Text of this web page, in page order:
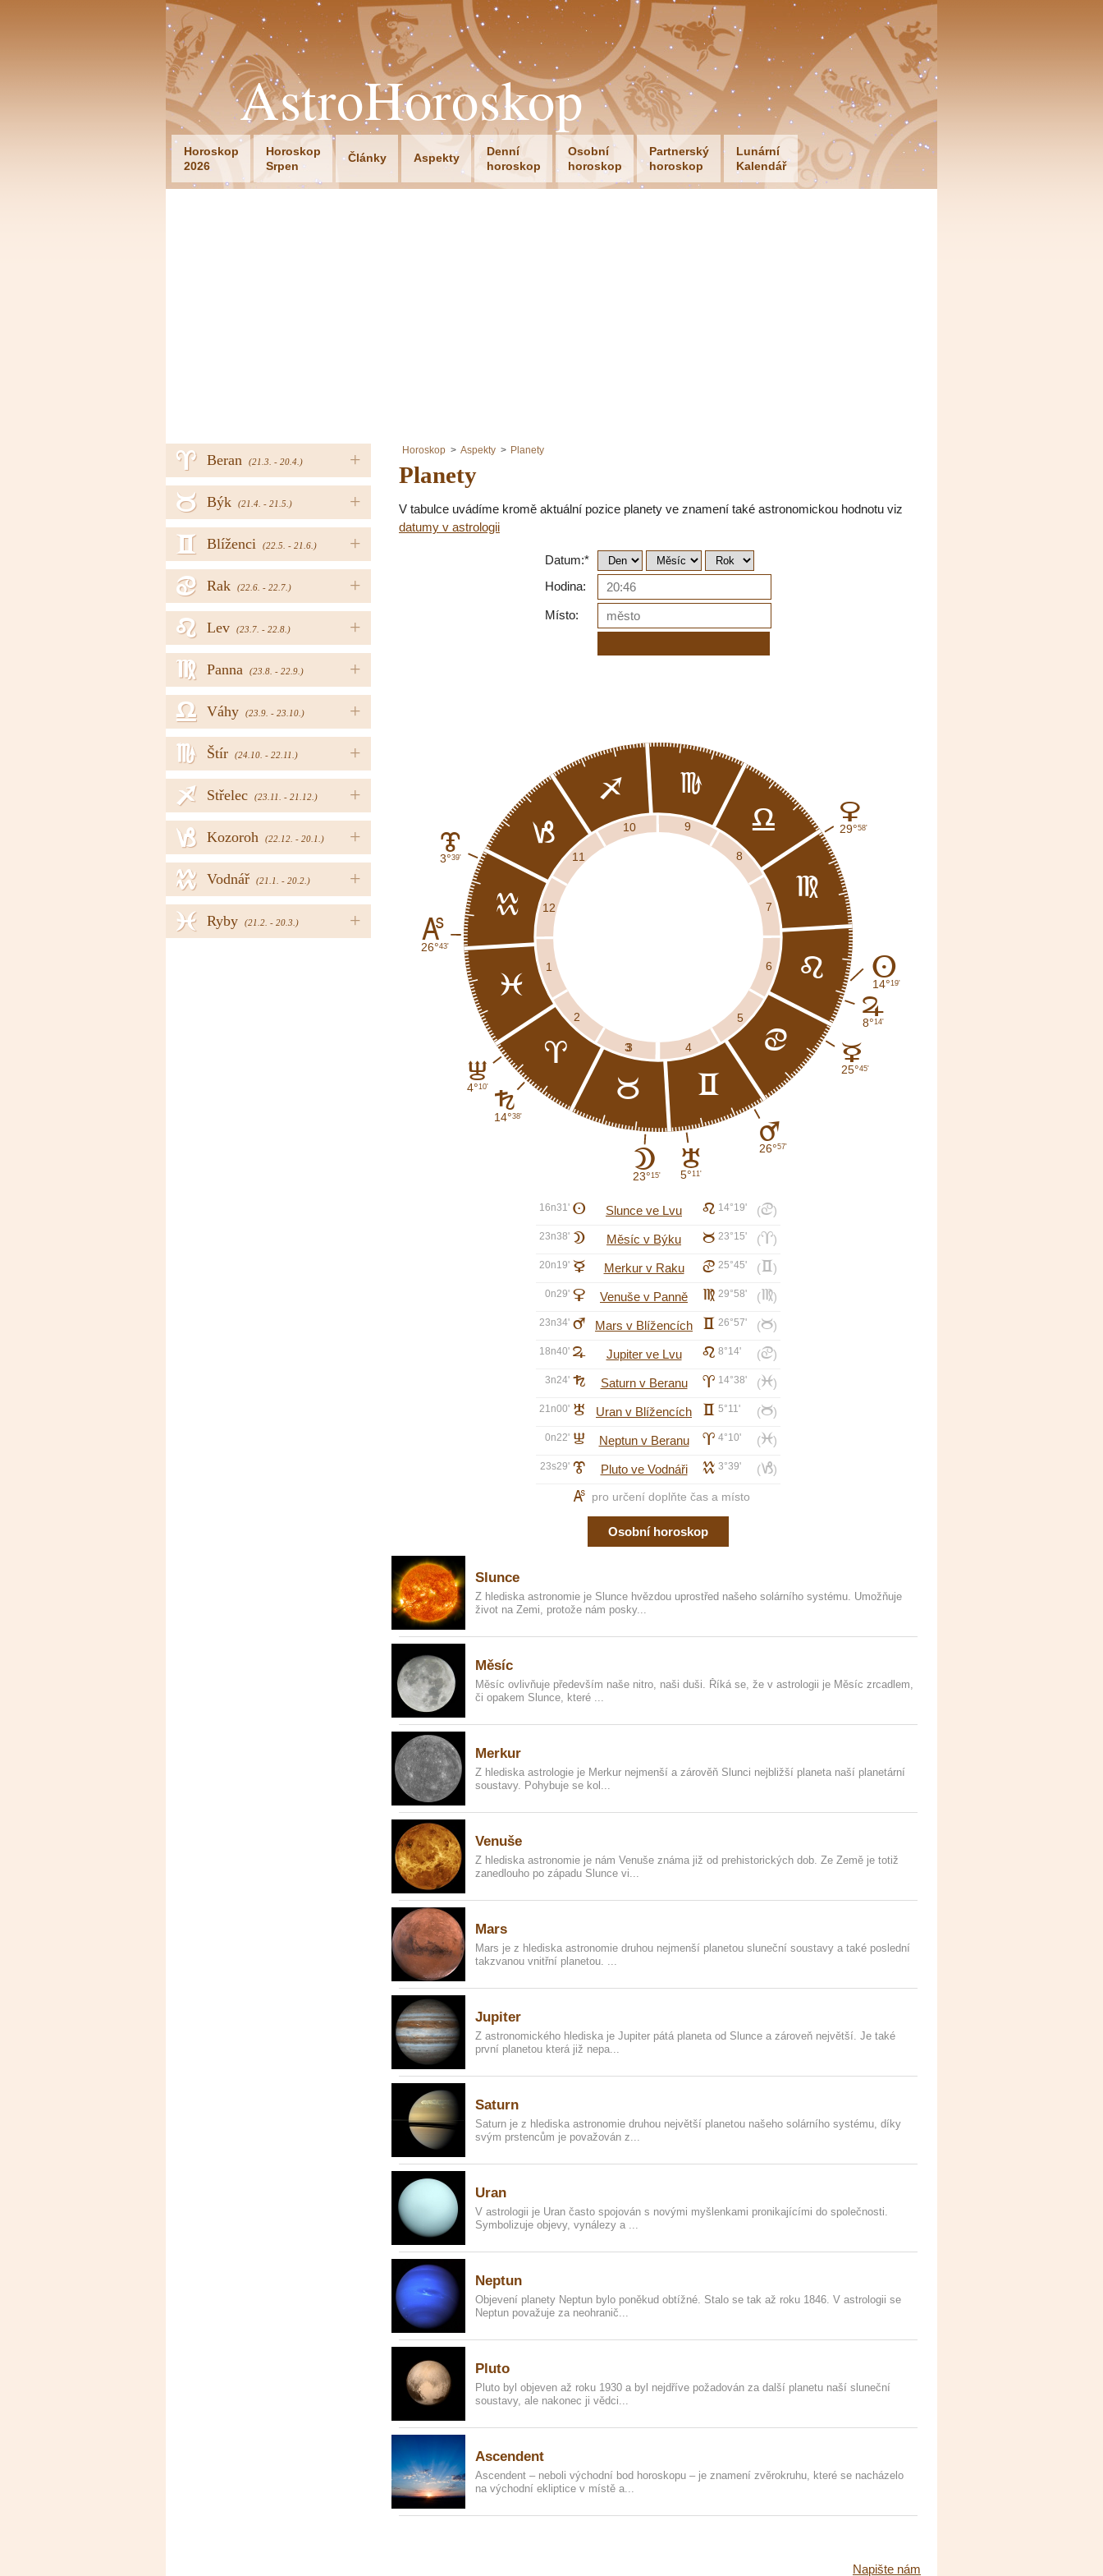
AstroHoroskop
Horoskop
2026
Horoskop
Srpen
Články Aspekty
Denní
horoskop
Osobní
horoskop
Partnerský
horoskop
Lunární
Kalendář
+
Beran (21.3. - 20.4.)
a
+
Býk (21.4. - 21.5.)
b
+
Blíženci (22.5. - 21.6.)
c
+
Rak (22.6. - 22.7.)
d
+
Lev (23.7. - 22.8.)
e
+
Panna (23.8. - 22.9.)
f
+
Váhy (23.9. - 23.10.)
g
+
Štír (24.10. - 22.11.)
h
+
Střelec (23.11. - 21.12.)
i
+
Kozoroh (22.12. - 20.1.)
j
+
Vodnář (21.1. - 20.2.)
k
+
Ryby (21.2. - 20.3.)
l
Horoskop Aspekty Planety
Planety
V tabulce uvádíme kromě aktuální pozice planety ve znamení také astronomickou hodnotu viz
datumy v astrologii
Datum:*
Hodina:
Místo:
I
4°10'
2
G
14°38'
a 3
3
b
B
23°15'
H
5°11'
4
c
E
26°57'
5
d C
25°45'
F
8°14'
6 A
14°19'
e
7
f
D
29°58'
8
g
9
h
10
i
11
j
J
3°39'
12
k
K
26°43'
1
l
16n31' A Slunce ve Lvu e 14°19' (d)
23n38' B Měsíc v Býku b 23°15' (a)
20n19' C Merkur v Raku d 25°45' ( c)
0n29' D Venuše v Panně f 29°58' ( f)
23n34' E Mars v Blížencích c 26°57' (b)
18n40' F Jupiter ve Lvu e 8°14' (d)
3n24' G Saturn v Beranu a 14°38' (l)
21n00' H Uran v Blížencích c 5°11' (b)
0n22' I Neptun v Beranu a 4°10' (l)
23s29' J Pluto ve Vodnáři k 3°39' (j)
K pro určení doplňte čas a místo
Osobní horoskop
Slunce
Z hlediska astronomie je Slunce hvězdou uprostřed našeho solárního systému. Umožňuje
život na Zemi, protože nám posky...
Měsíc
Měsíc ovlivňuje především naše nitro, naši duši. Říká se, že v astrologii je Měsíc zrcadlem,
či opakem Slunce, které ...
Merkur
Z hlediska astrologie je Merkur nejmenší a zárověň Slunci nejbližší planeta naší planetární
soustavy. Pohybuje se kol...
Venuše
Z hlediska astronomie je nám Venuše známa již od prehistorických dob. Ze Země je totiž
zanedlouho po západu Slunce vi...
Mars
Mars je z hlediska astronomie druhou nejmenší planetou sluneční soustavy a také poslední
takzvanou vnitřní planetou. ...
Jupiter
Z astronomického hlediska je Jupiter pátá planeta od Slunce a zároveň největší. Je také
první planetou která již nepa...
Saturn
Saturn je z hlediska astronomie druhou největší planetou našeho solárního systému, díky
svým prstencům je považován z...
Uran
V astrologii je Uran často spojován s novými myšlenkami pronikajícími do společnosti.
Symbolizuje objevy, vynálezy a ...
Neptun
Objevení planety Neptun bylo poněkud obtížné. Stalo se tak až roku 1846. V astrologii se
Neptun považuje za neohranič...
Pluto
Pluto byl objeven až roku 1930 a byl nejdříve požadován za další planetu naší sluneční
soustavy, ale nakonec ji vědci...
Ascendent
Ascendent – neboli východní bod horoskopu – je znamení zvěrokruhu, které se nacházelo
na východní ekliptice v místě a...
Napište nám